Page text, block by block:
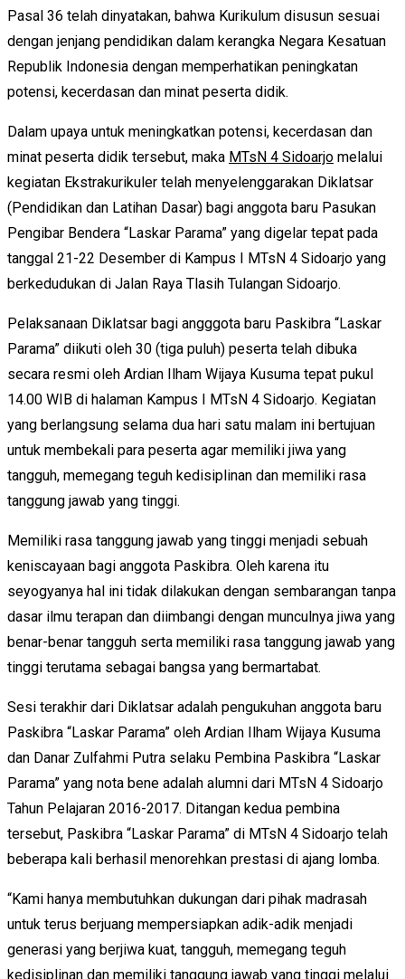
Pasal 36 telah dinyatakan, bahwa Kurikulum disusun sesuai
dengan jenjang pendidikan dalam kerangka Negara Kesatuan
Republik Indonesia dengan memperhatikan peningkatan
potensi, kecerdasan dan minat peserta didik.
Dalam upaya untuk meningkatkan potensi, kecerdasan dan
minat peserta didik tersebut, maka MTsN 4 Sidoarjo melalui
kegiatan Ekstrakurikuler telah menyelenggarakan Diklatsar
(Pendidikan dan Latihan Dasar) bagi anggota baru Pasukan
Pengibar Bendera “Laskar Parama” yang digelar tepat pada
tanggal 21-22 Desember di Kampus I MTsN 4 Sidoarjo yang
berkedudukan di Jalan Raya Tlasih Tulangan Sidoarjo.
Pelaksanaan Diklatsar bagi angggota baru Paskibra “Laskar
Parama” diikuti oleh 30 (tiga puluh) peserta telah dibuka
secara resmi oleh Ardian Ilham Wijaya Kusuma tepat pukul
14.00 WIB di halaman Kampus I MTsN 4 Sidoarjo. Kegiatan
yang berlangsung selama dua hari satu malam ini bertujuan
untuk membekali para peserta agar memiliki jiwa yang
tangguh, memegang teguh kedisiplinan dan memiliki rasa
tanggung jawab yang tinggi.
Memiliki rasa tanggung jawab yang tinggi menjadi sebuah
keniscayaan bagi anggota Paskibra. Oleh karena itu
seyogyanya hal ini tidak dilakukan dengan sembarangan tanpa
dasar ilmu terapan dan diimbangi dengan munculnya jiwa yang
benar-benar tangguh serta memiliki rasa tanggung jawab yang
tinggi terutama sebagai bangsa yang bermartabat.
Sesi terakhir dari Diklatsar adalah pengukuhan anggota baru
Paskibra “Laskar Parama” oleh Ardian Ilham Wijaya Kusuma
dan Danar Zulfahmi Putra selaku Pembina Paskibra “Laskar
Parama” yang nota bene adalah alumni dari MTsN 4 Sidoarjo
Tahun Pelajaran 2016-2017. Ditangan kedua pembina
tersebut, Paskibra “Laskar Parama” di MTsN 4 Sidoarjo telah
beberapa kali berhasil menorehkan prestasi di ajang lomba.
“Kami hanya membutuhkan dukungan dari pihak madrasah
untuk terus berjuang mempersiapkan adik-adik menjadi
generasi yang berjiwa kuat, tangguh, memegang teguh
kedisiplinan dan memiliki tanggung jawab yang tinggi melalui